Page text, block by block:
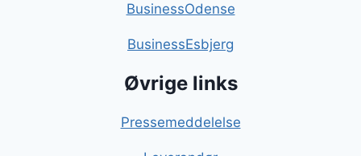
BusinessOdense
BusinessEsbjerg
Øvrige links
Pressemeddelelse